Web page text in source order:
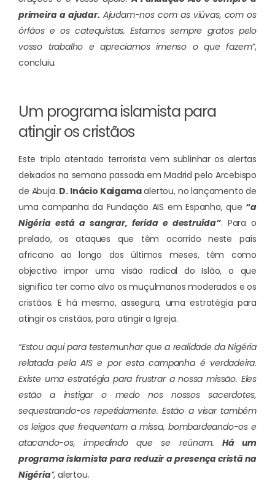
primeira a ajudar. Ajudam-nos com as viúvas, com os
órfãos e os catequistas. Estamos sempre gratos pelo
vosso trabalho e apreciamos imenso o que fazem”,
concluiu.
Um programa islamista para
atingir os cristãos
Este triplo atentado terrorista vem sublinhar os alertas
deixados na semana passada em Madrid pelo Arcebispo
de Abuja. D. Inácio Kaigamaalertou, no lançamento de
uma campanha da Fundação AIS em Espanha, que “a
Nigéria está a sangrar, ferida e destruída”. Para o
prelado, os ataques que têm ocorrido neste país
africano ao longo dos últimos meses, têm como
objectivo impor uma visão radical do Islão, o que
significa ter como alvo os muçulmanos moderados e os
cristãos. E há mesmo, assegura, uma estratégia para
atingir os cristãos, para atingir a Igreja.
“Estou aqui para testemunhar que a realidade da Nigéria
relatada pela AIS e por esta campanha é verdadeira.
Existe uma estratégia para frustrar a nossa missão. Eles
estão a instigar o medo nos nossos sacerdotes,
sequestrando-os repetidamente. Estão a visar também
os leigos que frequentam a missa, bombardeando-os e
atacando-os, impedindo que se reúnam.Há um
programa islamista para reduzir a presença cristã na
Nigéria”, alertou.